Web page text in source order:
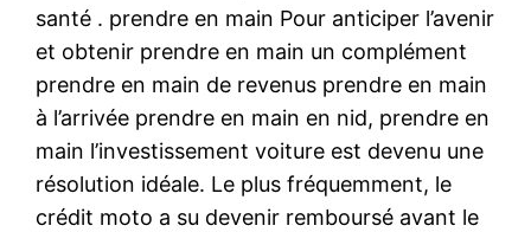
santé . prendre en main Pour anticiper l’avenir
et obtenir prendre en main un complément
prendre en main de revenus prendre en main
à l’arrivée prendre en main en nid, prendre en
main l’investissement voiture est devenu une
résolution idéale. Le plus fréquemment, le
crédit moto a su devenir remboursé avant le